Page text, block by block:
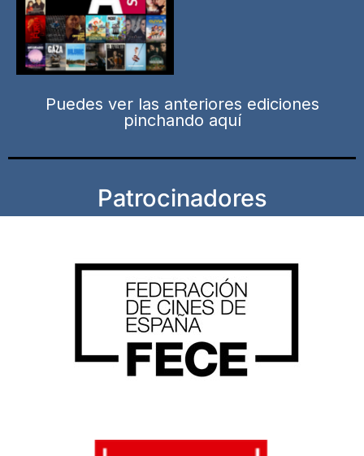
Puedes ver las anteriores ediciones
pinchando aquí
Patrocinadores